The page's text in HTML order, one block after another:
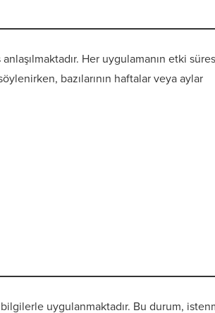
Her uygulamanın etki
bazılarının haftalar veya aylar
uygulanmaktadır. Bu durum,